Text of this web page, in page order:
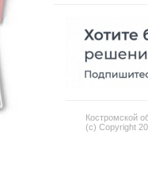
Костромской
(c) Copyright